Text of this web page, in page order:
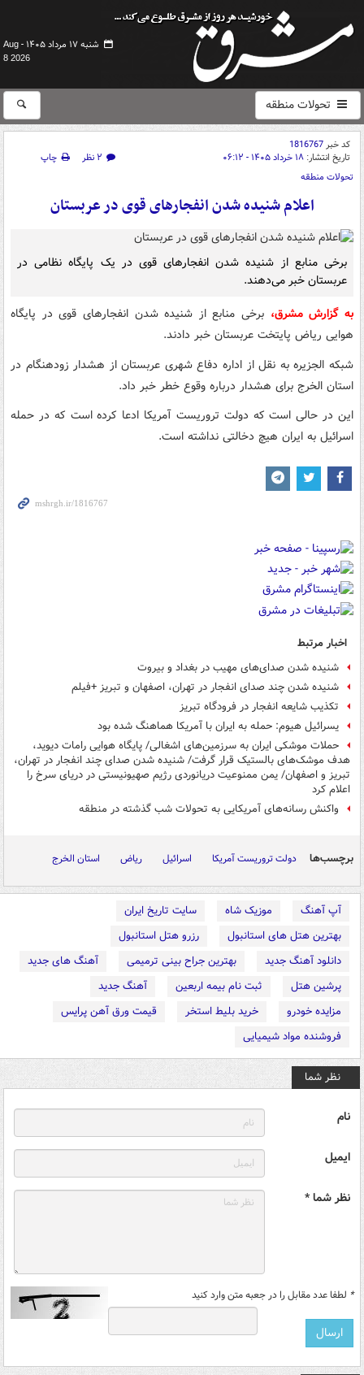
شنبه ۱۷ مرداد ۱۴۰۵ -
Aug
8 2026
تحولات منطقه
کد خبر1816767
تاریخ انتشار: ۱۸ خرداد ۱۴۰۵ - ۰۶:۱۲ ۲ نظر
چاپ
تحولات منطقه
اعلام شنیده شدن انفجارهای قوی در عربستان
برخی منابع از شنیده شدن انفجارهای قوی در یک پایگاه نظامی در
عربستان خبر می‌دهند.
به گزارش مشرق، برخی منابع از شنیده شدن انفجارهای قوی در پایگاه
هوایی ریاض پایتخت عربستان خبر دادند.
شبکه الجزیره به نقل از اداره دفاع شهری عربستان از هشدار زودهنگام در
استان الخرج برای هشدار درباره وقوع خطر خبر داد.
این در حالی است که دولت تروریست آمریکا ادعا کرده است که در حمله
اسرائیل به ایران هیچ دخالتی نداشته است.
اخبار مرتبط
شنیده شدن صدای‌های مهیب در بغداد و بیروت
شنیده شدن چند صدای انفجار در تهران، اصفهان و تبریز +فیلم
تکذیب شایعه انفجار در فرودگاه تبریز
یسرائیل هیوم: حمله به ایران با آمریکا هماهنگ شده بود
حملات موشکی ایران به سرزمین‌های اشغالی/ پایگاه هوایی رامات دیوید،
هدف موشک‌های بالستیک قرار گرفت/ شنیده شدن صدای چند انفجار در تهران،
تبریز و اصفهان/ یمن ممنوعیت دریانوردی رژیم صهیونیستی در دریای سرخ را
اعلام کرد
واکنش رسانه‌های آمریکایی به تحولات شب گذشته در منطقه
برچسب‌ها دولت تروریست آمریکا اسرائیل ریاض استان الخرج
آپ آهنگ موزیک شاه
سایت تاریخ ایران
بهترین هتل های استانبول
رزرو هتل استانبول
دانلود آهنگ جدید
بهترین جراح بینی ترمیمی
آهنگ های جدید
پرشین هتل
ثبت نام بیمه اربعین
آهنگ جدید
مزایده خودرو
خرید بلیط استخر
قیمت ورق آهن پرایس
فروشنده مواد شیمیایی
نظر شما
نام
ایمیل
نظر شما *
* لطفا عدد مقابل را در جعبه متن وارد کنید